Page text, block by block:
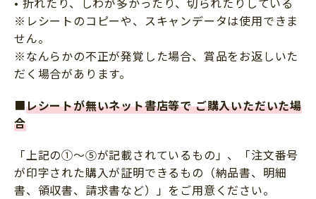
※レシートのコピーや、スキャンデータは使用できま
せん。
※なんらかの不正が発覚した場合、賞品をお返しいた
だく場合があります。
■レシートが無いネット書店等で ご購入いただいた場
合
「上記の➀～⑤が記載されているもの」、「注文番号
が印字された購入が証明できるもの（納品書、明細
書、領収書、請求書など）」をご用意ください。